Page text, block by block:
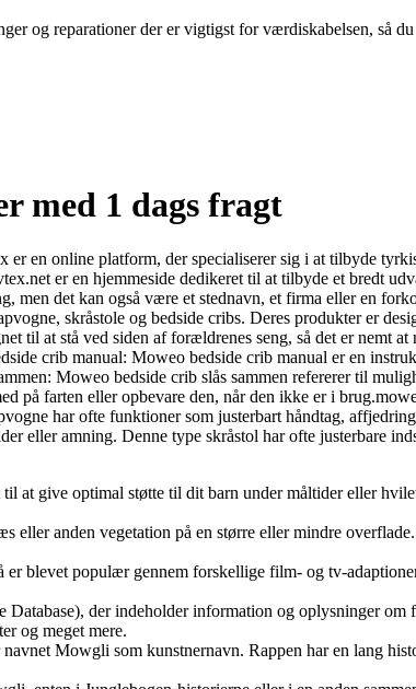
og reparationer der er vigtigst for værdiskabelsen, så
med 1 dags fragt
en online platform, der specialiserer sig i at tilbyde
er en hjemmeside dedikeret til at tilbyde et bredt
det kan også være et stednavn, et firma eller en
skråstole og bedside cribs. Deres produkter er
til at stå ved siden af forældrenes seng, så det er nemt
crib manual: Moweo bedside crib manual er en
Moweo bedside crib slås sammen refererer til
på farten eller opbevare den, når den ikke er i
har ofte funktioner som justerbart håndtag,
eller amning. Denne type skråstol har ofte justerbare
at give optimal støtte til dit barn under måltider eller
eller anden vegetation på en større eller mindre
blevet populær gennem forskellige film- og tv-
der indeholder information og oplysninger om
og meget mere.
Mowgli som kunstnernavn. Rappen har en lang